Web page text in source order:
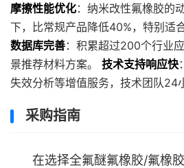
摩擦性能优化：纳米改性氟橡胶的
下，比常规产品降低40%，特别适
数据库完善：积累超过200个行业
景推荐材料方案。 技术支持响应快
失效分析等增值服务，技术团队24
采购指南
在选择全氟醚氟橡胶/氟橡